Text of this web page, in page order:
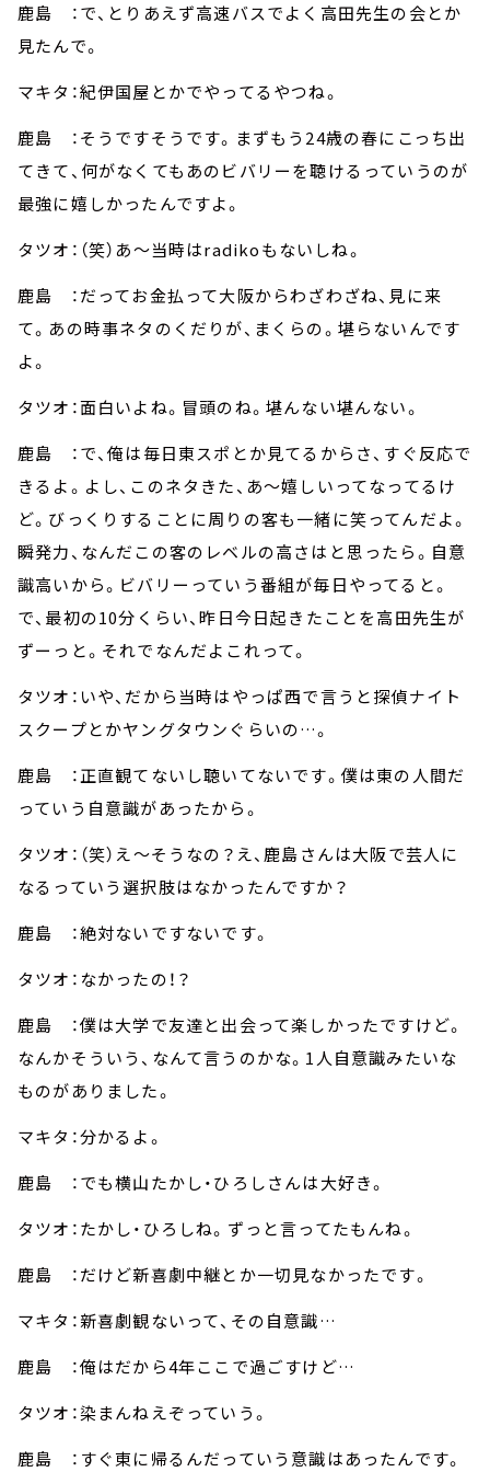
鹿島 ：で、とりあえず高速バスでよく高田先生の会とか
見たんで。
マキタ：紀伊国屋とかでやってるやつね。
鹿島 ：そうですそうです。まずもう24歳の春にこっち出
てきて、何がなくてもあのビバリーを聴けるっていうのが
最強に嬉しかったんですよ。
タツオ：（笑）あ～当時はradikoもないしね。
鹿島 ：だってお金払って大阪からわざわざね、見に来
て。あの時事ネタのくだりが、まくらの。堪らないんです
よ。
タツオ：面白いよね。冒頭のね。堪んない堪んない。
鹿島 ：で、俺は毎日東スポとか見てるからさ、すぐ反応で
きるよ。よし、このネタきた、あ～嬉しいってなってるけ
ど。びっくりすることに周りの客も一緒に笑ってんだよ。
瞬発力、なんだこの客のレベルの高さはと思ったら。自意
識高いから。ビバリーっていう番組が毎日やってると。
で、最初の10分くらい、昨日今日起きたことを高田先生が
ずーっと。それでなんだよこれって。
タツオ：いや、だから当時はやっぱ西で言うと探偵ナイト
スクープとかヤングタウンぐらいの…。
鹿島 ：正直観てないし聴いてないです。僕は東の人間だ
っていう自意識があったから。
タツオ：（笑）え～そうなの？え、鹿島さんは大阪で芸人に
なるっていう選択肢はなかったんですか？
鹿島 ：絶対ないですないです。
タツオ：なかったの！？
鹿島 ：僕は大学で友達と出会って楽しかったですけど。
なんかそういう、なんて言うのかな。1人自意識みたいな
ものがありました。
マキタ：分かるよ。
鹿島 ：でも横山たかし・ひろしさんは大好き。
タツオ：たかし・ひろしね。ずっと言ってたもんね。
鹿島 ：だけど新喜劇中継とか一切見なかったです。
マキタ：新喜劇観ないって、その自意識…
鹿島 ：俺はだから4年ここで過ごすけど…
タツオ：染まんねえぞっていう。
鹿島 ：すぐ東に帰るんだっていう意識はあったんです。